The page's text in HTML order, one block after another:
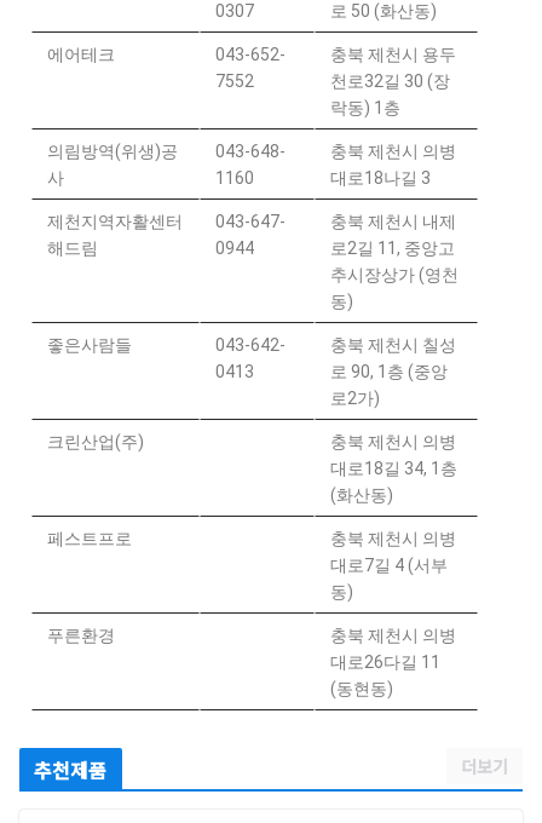
0307
로 50 (화산동)
에어테크
043-652-
7552
충북 제천시 용두
천로32길 30 (장
락동) 1층
의림방역(위생)공
사
043-648-
1160
충북 제천시 의병
대로18나길 3
제천지역자활센터
해드림
043-647-
0944
충북 제천시 내제
로2길 11, 중앙고
추시장상가 (영천
동)
좋은사람들
043-642-
0413
충북 제천시 칠성
로 90, 1층 (중앙
로2가)
크린산업(주)
충북 제천시 의병
대로18길 34, 1층
(화산동)
페스트프로
충북 제천시 의병
대로7길 4 (서부
동)
푸른환경
충북 제천시 의병
대로26다길 11
(동현동)
추천제품 더보기